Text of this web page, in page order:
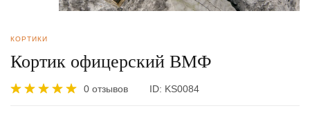
КОРТИКИ
Кортик офицерский ВМФ
0 отзывов ID: KS0084